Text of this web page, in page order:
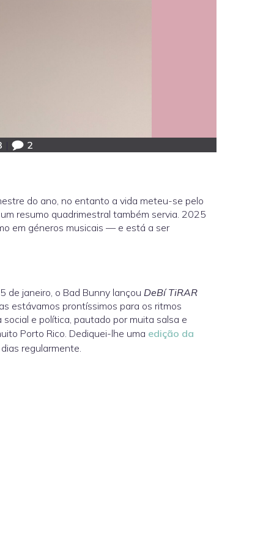
2
do ano, no entanto a vida meteu-se pelo
resumo quadrimestral também servia. 2025
em géneros musicais — e está a ser
de janeiro, o Bad Bunny lançou DeBí TiRAR
estávamos prontíssimos para os ritmos
e política, pautado por muita salsa e
Porto Rico. Dediquei-lhe uma edição da
regularmente.